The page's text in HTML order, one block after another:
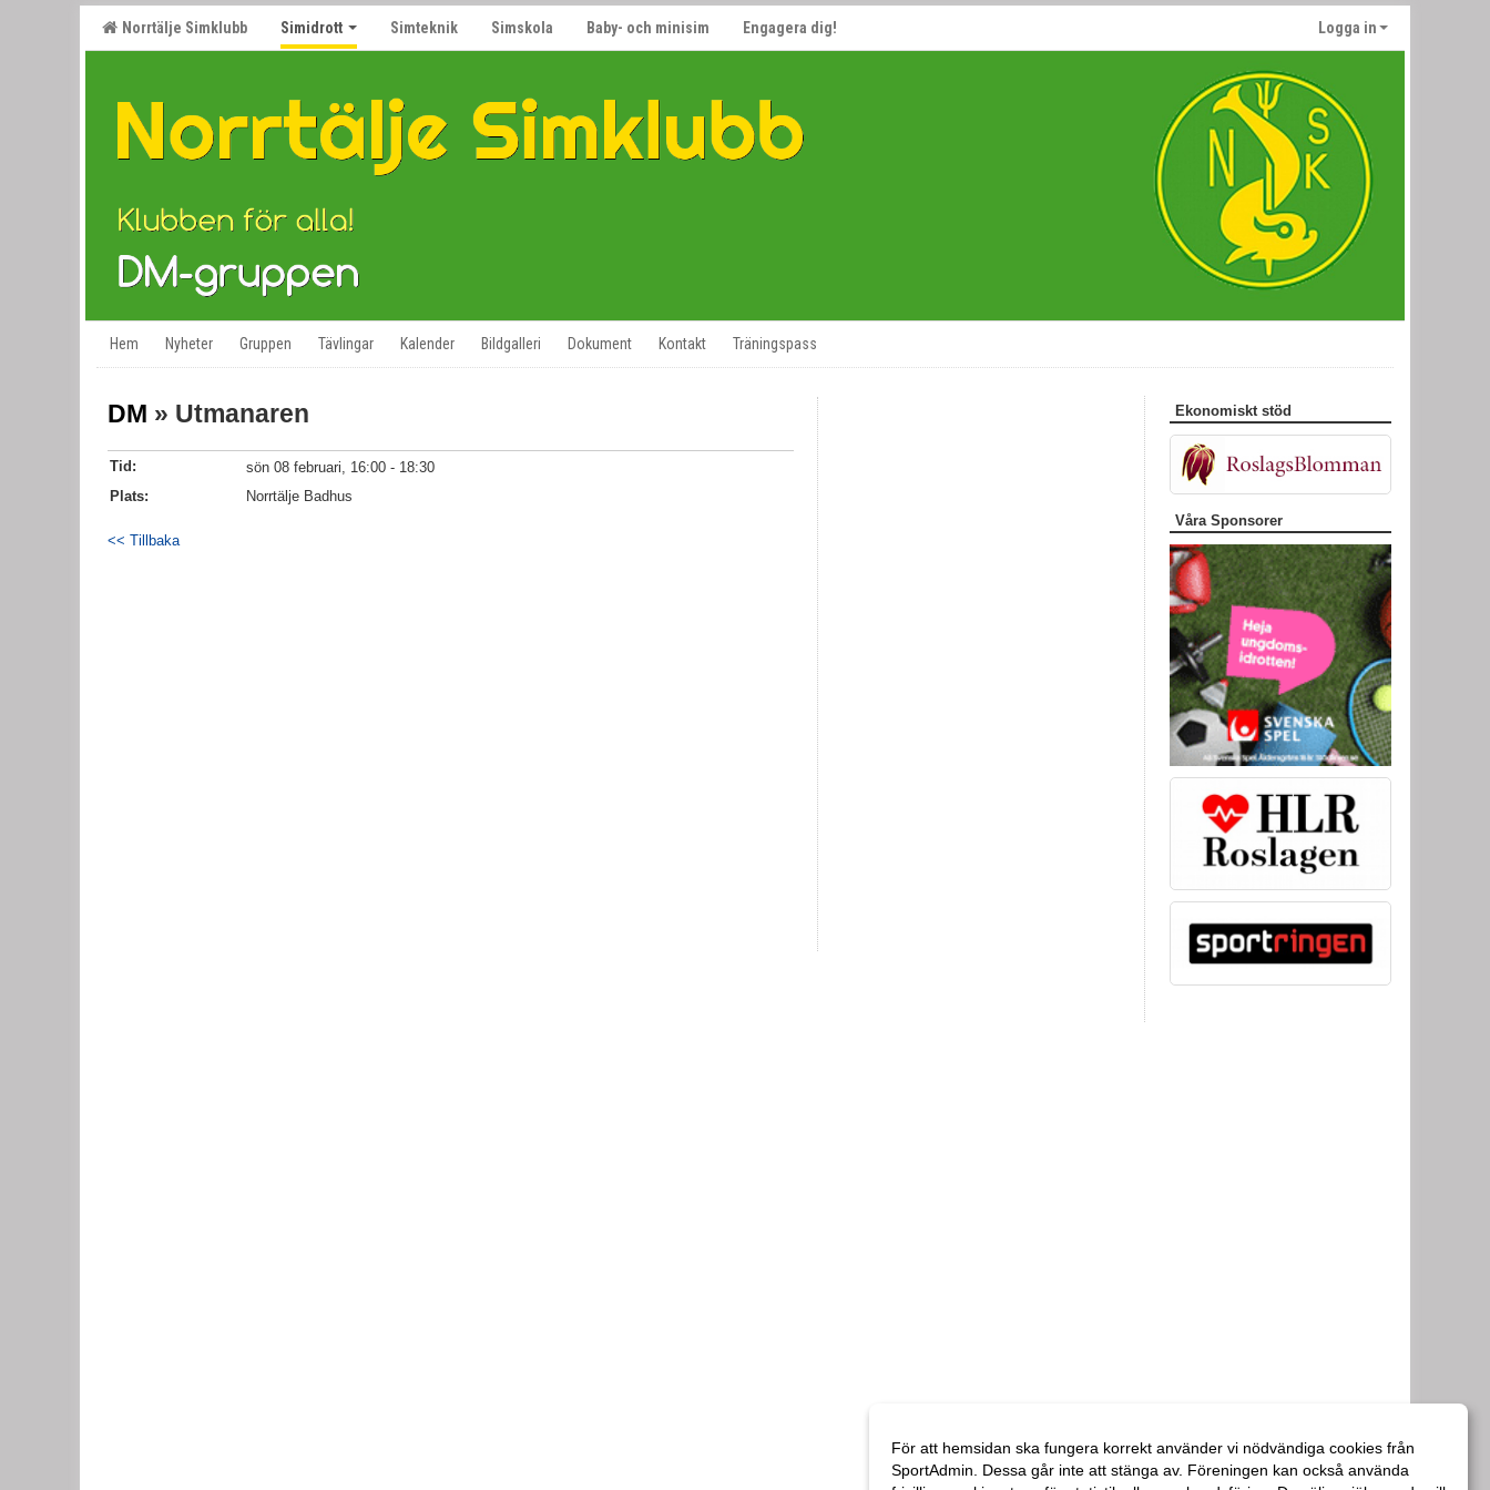
Norrtälje Simklubb Simidrott Simteknik Simskola Baby- och minisim Engagera dig! Logga in
Hem Nyheter Gruppen Tävlingar Kalender Bildgalleri Dokument Kontakt Träningspass
DM » Utmanaren
Tid:
sön 08 februari, 16:00 - 18:30
Plats:
Norrtälje Badhus
<< Tillbaka
Ekonomiskt stöd
Våra Sponsorer
För att hemsidan ska fungera korrekt använder vi nödvändiga cookies från
SportAdmin. Dessa går inte att stänga av. Föreningen kan också använda